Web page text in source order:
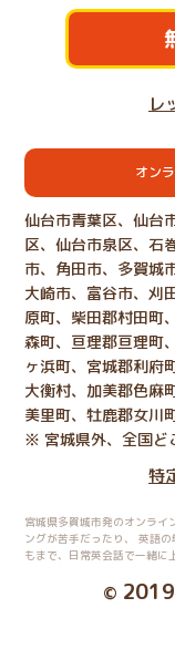
レ
オン
仙台市青葉区、仙台
区、仙台市泉区、石
市、角田市、多賀城
大崎市、富谷市、刈
原町、柴田郡村田町
森町、亘理郡亘理町
ヶ浜町、宮城郡利府
大衡村、加美郡色麻
美里町、牡鹿郡女川
※ 宮城県外、全国ど
特
宮城県多賀城市発のオンライ
ングが苦手だったり、
英語の
もまで、日常英会話で一緒に
©